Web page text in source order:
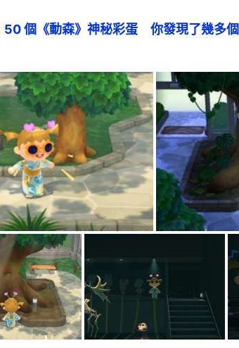
50 個《動森》神秘彩蛋　你發現了幾多個